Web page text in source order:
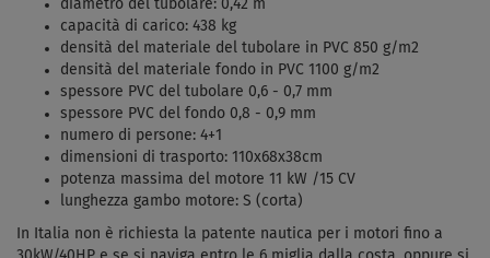
diametro del tubolare: 0,42 m
capacità di carico: 438 kg
densità del materiale del tubolare in PVC 850 g/m2
densità del materiale fondo in PVC 1100 g/m2
spessore PVC del tubolare 0,6 - 0,7 mm
spessore PVC del fondo 0,8 - 0,9 mm
numero di persone: 4+1
dimensioni di trasporto: 110x68x38cm
potenza massima del motore 11 kW /15 CV
lunghezza gambo motore: S (corta)
In Italia non è richiesta la patente nautica per i motori fino a